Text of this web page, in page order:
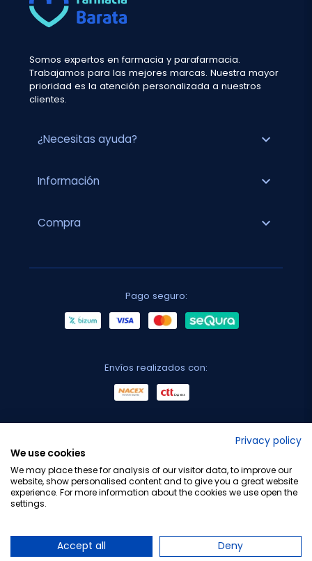
Somos expertos en farmacia y parafarmacia.
Trabajamos para las mejores marcas. Nuestra mayor
prioridad es la atención personalizada a nuestros
clientes.
¿Necesitas ayuda? expand_more
Información expand_more
Compra expand_more
Pago seguro:
Envíos realizados con:
Privacy policy
We use cookies
We may place these for analysis of our visitor data, to improve our
website, show personalised content and to give you a great website
experience. For more information about the cookies we use open the
settings.
Accept all Deny